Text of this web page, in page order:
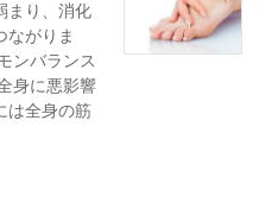
まり、消化
ながりま
ンバランス
身に悪影響
は全身の筋